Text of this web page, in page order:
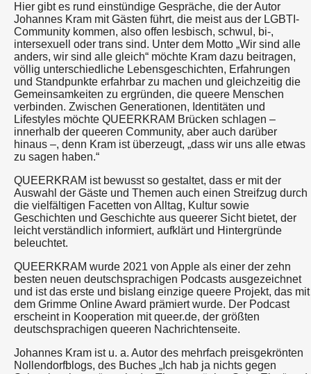
Hier gibt es rund einstündige Gespräche, die der Autor
Johannes Kram mit Gästen führt, die meist aus der LGBTI-
Community kommen, also offen lesbisch, schwul, bi-,
intersexuell oder trans sind. Unter dem Motto „Wir sind alle
anders, wir sind alle gleich“ möchte Kram dazu beitragen,
völlig unterschiedliche Lebensgeschichten, Erfahrungen
und Standpunkte erfahrbar zu machen und gleichzeitig die
Gemeinsamkeiten zu ergründen, die queere Menschen
verbinden. Zwischen Generationen, Identitäten und
Lifestyles möchte QUEERKRAM Brücken schlagen –
innerhalb der queeren Community, aber auch darüber
hinaus –, denn Kram ist überzeugt, „dass wir uns alle etwas
zu sagen haben.“
QUEERKRAM ist bewusst so gestaltet, dass er mit der
Auswahl der Gäste und Themen auch einen Streifzug durch
die vielfältigen Facetten von Alltag, Kultur sowie
Geschichten und Geschichte aus queerer Sicht bietet, der
leicht verständlich informiert, aufklärt und Hintergründe
beleuchtet.
QUEERKRAM wurde 2021 von Apple als einer der zehn
besten neuen deutschsprachigen Podcasts ausgezeichnet
und ist das erste und bislang einzige queere Projekt, das mit
dem Grimme Online Award prämiert wurde. Der Podcast
erscheint in Kooperation mit queer.de, der größten
deutschsprachigen queeren Nachrichtenseite.
Johannes Kram ist u. a. Autor des mehrfach preisgekrönten
Nollendorfblogs, des Buches „Ich hab ja nichts gegen